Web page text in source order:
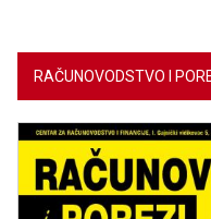
RAČUNOVODSTVO I